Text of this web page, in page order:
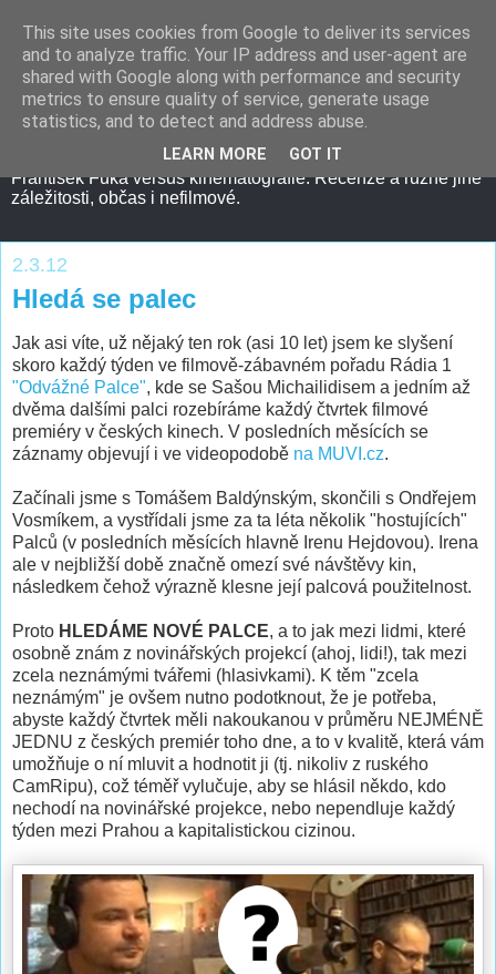
František Fuka versus kinematografie. Recenze a různé jiné
záležitosti, občas i nefilmové.
2.3.12
Hledá se palec
Jak asi víte, už nějaký ten rok (asi 10 let) jsem ke slyšení
skoro každý týden ve filmově-zábavném pořadu Rádia 1
"Odvážné Palce", kde se Sašou Michailidisem a jedním až
dvěma dalšími palci rozebíráme každý čtvrtek filmové
premiéry v českých kinech. V posledních měsících se
záznamy objevují i ve videopodobě na MUVI.cz.
Začínali jsme s Tomášem Baldýnským, skončili s Ondřejem
Vosmíkem, a vystřídali jsme za ta léta několik "hostujících"
Palců (v posledních měsících hlavně Irenu Hejdovou). Irena
ale v nejbližší době značně omezí své návštěvy kin,
následkem čehož výrazně klesne její palcová použitelnost.
Proto HLEDÁME NOVÉ PALCE, a to jak mezi lidmi, které
osobně znám z novinářských projekcí (ahoj, lidi!), tak mezi
zcela neznámými tvářemi (hlasivkami). K těm "zcela
neznámým" je ovšem nutno podotknout, že je potřeba,
abyste každý čtvrtek měli nakoukanou v průměru NEJMÉNĚ
JEDNU z českých premiér toho dne, a to v kvalitě, která vám
umožňuje o ní mluvit a hodnotit ji (tj. nikoliv z ruského
CamRipu), což téměř vylučuje, aby se hlásil někdo, kdo
nechodí na novinářské projekce, nebo nependluje každý
týden mezi Prahou a kapitalistickou cizinou.
This site uses cookies from Google to deliver its services
and to analyze traffic. Your IP address and user-agent are
shared with Google along with performance and security
metrics to ensure quality of service, generate usage
statistics, and to detect and address abuse.
LEARN MORE GOT IT